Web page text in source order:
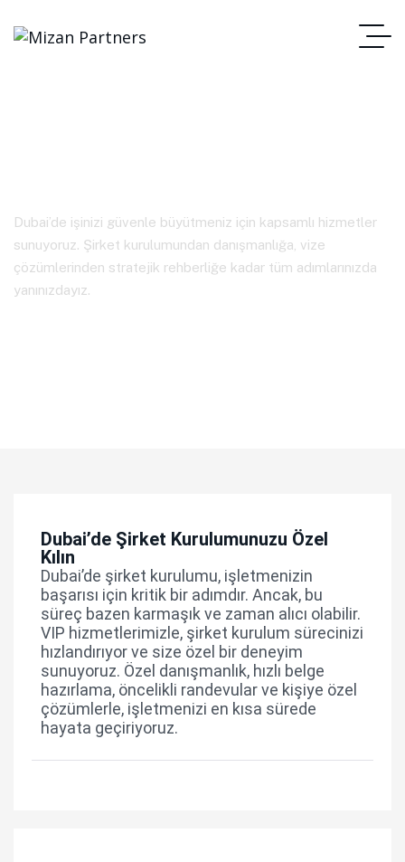
Dubai’de işinizi güvenle büyütmeniz için kapsamlı hizmetler
sunuyoruz. Şirket kurulumundan danışmanlığa, vize
çözümlerinden stratejik rehberliğe kadar tüm adımlarınızda
yanınızdayız.
Dubai’de Şirket Kurulumunuzu Özel
Kılın
Dubai’de şirket kurulumu, işletmenizin
başarısı için kritik bir adımdır. Ancak, bu
süreç bazen karmaşık ve zaman alıcı olabilir.
VIP hizmetlerimizle, şirket kurulum sürecinizi
hızlandırıyor ve size özel bir deneyim
sunuyoruz. Özel danışmanlık, hızlı belge
hazırlama, öncelikli randevular ve kişiye özel
çözümlerle, işletmenizi en kısa sürede
hayata geçiriyoruz.